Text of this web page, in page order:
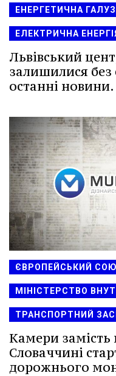
ЕНЕРГЕТИЧНА
ЕЛЕКТРИЧНА
Львівський
залишилися без
останні новини.
ЄВРОПЕЙСЬКИЙ
МІНІСТЕРСТВО
ТРАНСПОРТНИЙ
Камери
Словаччині
дорожнього